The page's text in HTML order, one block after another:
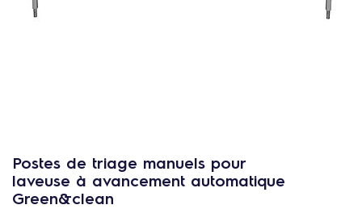
Postes de triage manuels pour
laveuse à avancement automatique
Green&clean